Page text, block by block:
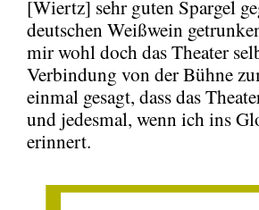
[Wiertz] sehr guten Spargel
deutschen Weißwein
mir wohl doch das Theater
Verbindung von der Bühne
einmal gesagt, dass das
und jedesmal, wenn ich ins
erinnert.